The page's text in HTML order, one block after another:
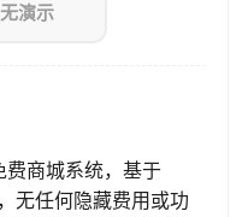
演示
费商城系统，基于
无任何隐藏费用或功